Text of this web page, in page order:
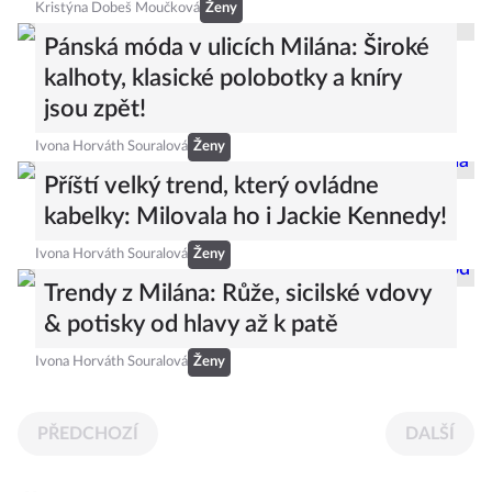
Kristýna Dobeš Moučková Ženy
Pánská móda v ulicích Milána: Široké
kalhoty, klasické polobotky a kníry
jsou zpět!
Ivona Horváth Souralová Ženy
Příští velký trend, který ovládne
kabelky: Milovala ho i Jackie Kennedy!
Ivona Horváth Souralová Ženy
Trendy z Milána: Růže, sicilské vdovy
& potisky od hlavy až k patě
Ivona Horváth Souralová Ženy
PŘEDCHOZÍ DALŠÍ